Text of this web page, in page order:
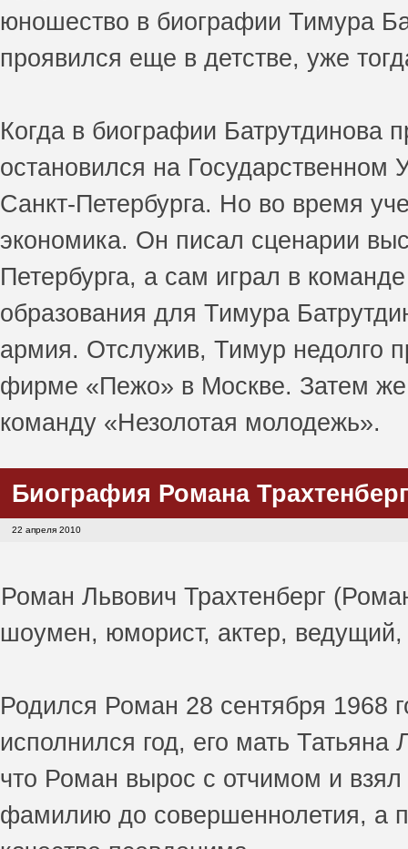
юношество в биографии Тимура
проявился еще в детстве, уже
Когда в биографии Батрутдинова
остановился на Государственном
Санкт-Петербурга. Но во время
экономика. Он писал сценарии
Петербурга, а сам играл в
образования для Тимура
армия. Отслужив, Тимур недолго
фирме «Пежо» в Москве. Затем
команду «Незолотая молодежь».
Биография Романа
22 апреля 2010
Роман Львович Трахтенберг
шоумен, юморист, актер, ведущий,
Родился Роман 28 сентября 1968
исполнился год, его мать
что Роман вырос с отчимом и
фамилию до совершеннолетия, а